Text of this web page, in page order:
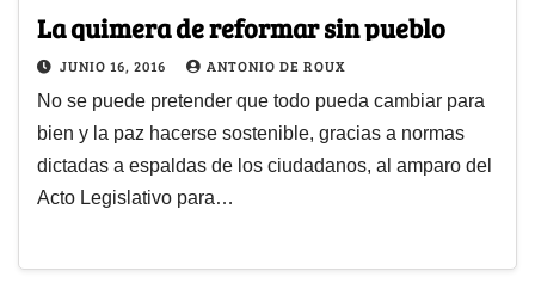
La quimera de reformar sin pueblo
JUNIO 16, 2016 ANTONIO DE ROUX
No se puede pretender que todo pueda cambiar para
bien y la paz hacerse sostenible, gracias a normas
dictadas a espaldas de los ciudadanos, al amparo del
Acto Legislativo para…